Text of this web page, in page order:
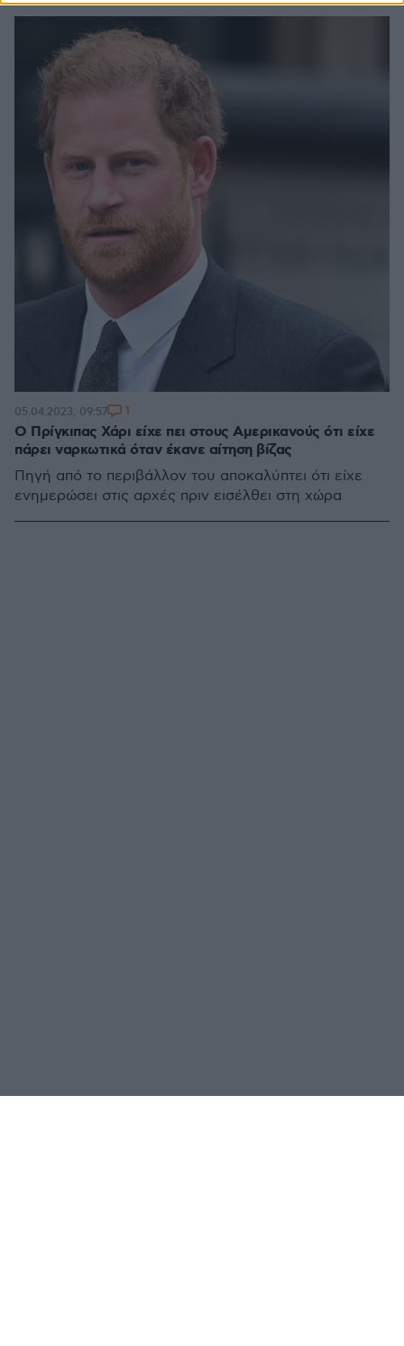
Ο Πρίγκιπας Χάρι είχε πει στους Αμερικανούς ότι είχε
πάρει ναρκωτικά όταν έκανε αίτηση βίζας
Πηγή από το περιβάλλον του αποκαλύπτει ότι είχε
ενημερώσει στις αρχές πριν εισέλθει στη χώρα
05.04.2023, 09:57 1